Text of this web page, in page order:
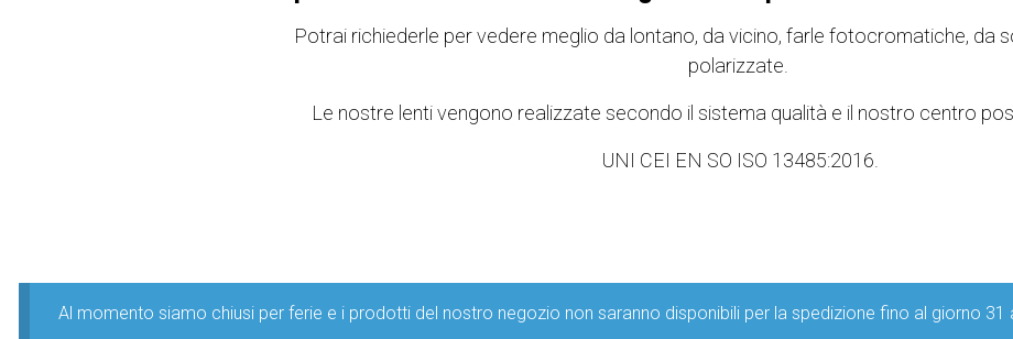
Potrai richiederle per vedere meglio da lontano, da vicino, farle fotocromatiche, da
polarizzate.
Le nostre lenti vengono realizzate secondo il sistema qualità e il nostro centro
UNI CEI EN SO ISO 13485:2016.
Al momento siamo chiusi per ferie e i prodotti del nostro negozio non saranno disponibili per la spedizione fino al giorno 31